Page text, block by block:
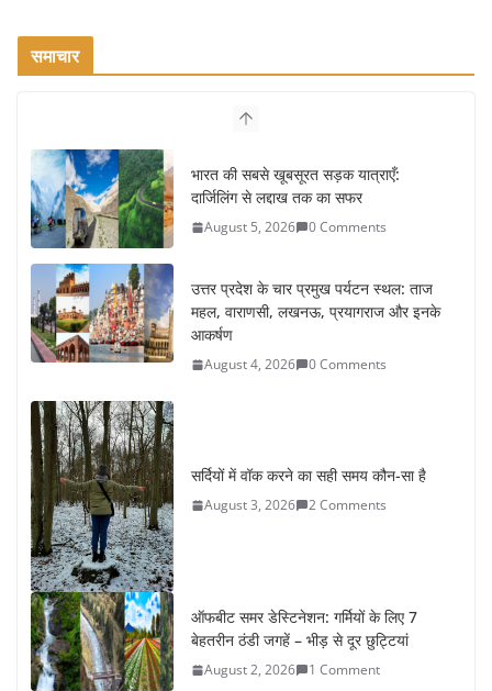
समाचार
उत्तर प्रदेश के चार प्रमुख पर्यटन स्थल: ताज
महल, वाराणसी, लखनऊ, प्रयागराज और इनके
आकर्षण
सर्दियों में वॉक करने का सही समय कौन-सा है
ऑफबीट समर डेस्टिनेशन: गर्मियों के लिए 7
कश्मीर यात्रा गाइड: प्राकृतिक सुंदरता और
स्वादिष्ट भोजन का अनूठा संगम
August 1, 2026 1 Comment